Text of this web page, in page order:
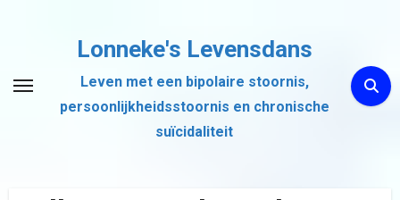
inhoud
Lonneke's Levensdans
Leven met een bipolaire stoornis,
persoonlijkheidsstoornis en chronische
suïcidaliteit